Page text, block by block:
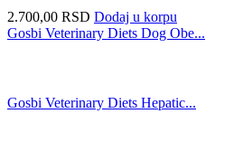
2.700,00 RSD Dodaj u korpu
Gosbi Veterinary Diets Dog Obe...
Gosbi Veterinary Diets Hepatic...